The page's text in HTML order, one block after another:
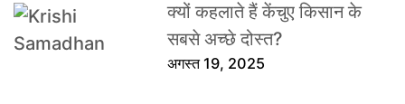
क्यों कहलाते हैं केंचुए किसान के
सबसे अच्छे दोस्त?
अगस्त 19, 2025